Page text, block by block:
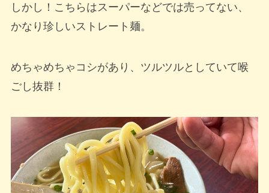
しかし！こちらはスーパーなどでは売ってない、
かなり珍しいストレート麺。
めちゃめちゃコシがあり、ツルツルとしていて喉
ごし抜群！